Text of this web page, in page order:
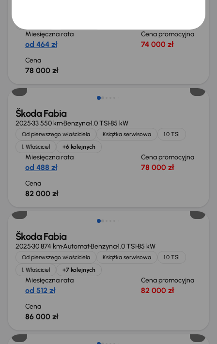
Miesięczna rata
od 464 zł
Cena promocyjna
74 000 zł
Cena
78 000 zł
Świeżo skupione
Škoda Fabia
202533 550 kmBenzyna1.0 TSI85 kW
Od pierwszego właściciela Książka serwisowa
1.0 TSI
1. Właściciel
+6 kolejnych
Miesięczna rata
od 488 zł
Cena promocyjna
78 000 zł
Cena
82 000 zł
Świeżo skupione
Škoda Fabia
202530 874 kmAutomatBenzyna1.0 TSI85 kW
Od pierwszego właściciela Książka serwisowa
1.0 TSI
1. Właściciel
+7 kolejnych
Miesięczna rata
od 512 zł
Cena promocyjna
82 000 zł
Cena
86 000 zł
Możliwość odliczenia VAT